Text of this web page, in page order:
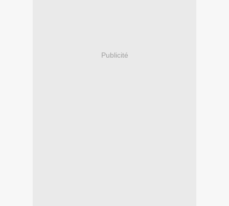
Publicité